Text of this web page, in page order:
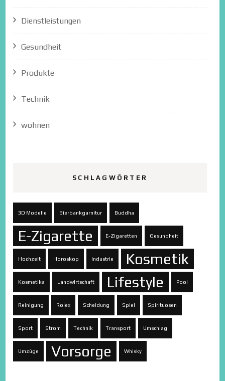
Dienstleistungen
Gesundheit
Produkte
Technik
wohnen
SCHLAGWÖRTER
3D Modelle Bierbankgarnitur Buddha
E-Zigarette E-Zigaretten Gesundheit
Hochzeit Horoskop Industrie Kosmetik
Kosmetika Landwirtschaft Lifestyle Pool
Reinigung Rolex Scheidung Spiel Spirituosen
Sport Strom Technik Transport Umschlag
Umzüge Vorsorge Whisky